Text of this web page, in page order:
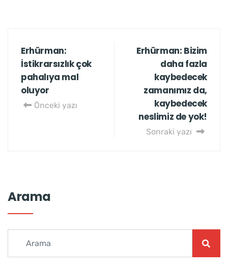
Erhürman:
İstikrarsızlık çok
pahalıya mal
oluyor
Önceki yazı
Erhürman: Bizim
daha fazla
kaybedecek
zamanımız da,
kaybedecek
neslimiz de yok!
Sonraki yazı
Arama